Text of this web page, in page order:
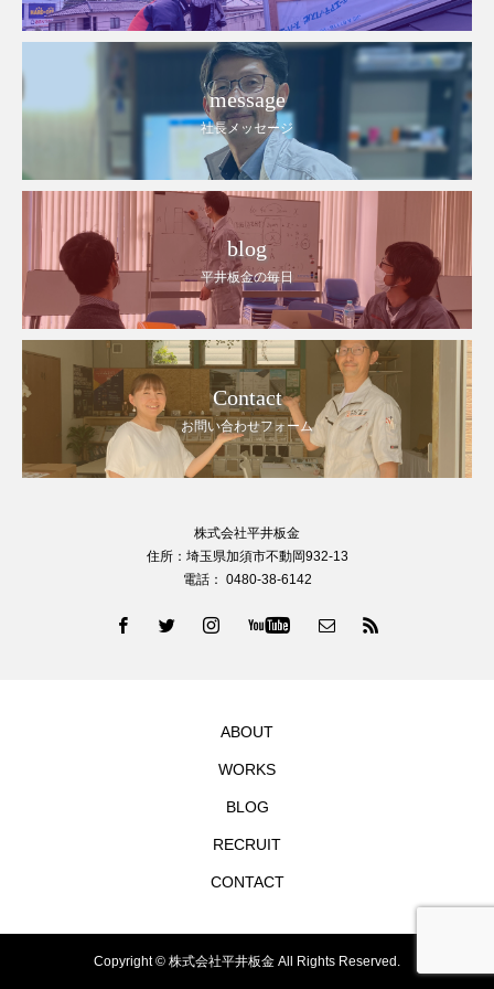
message
社長メッセージ
blog
平井板金の毎日
Contact
お問い合わせフォーム
株式会社平井板金
住所：埼玉県加須市不動岡932-13
電話： 0480-38-6142
ABOUT
WORKS
BLOG
RECRUIT
CONTACT
Copyright © 株式会社平井板金 All Rights Reserved.